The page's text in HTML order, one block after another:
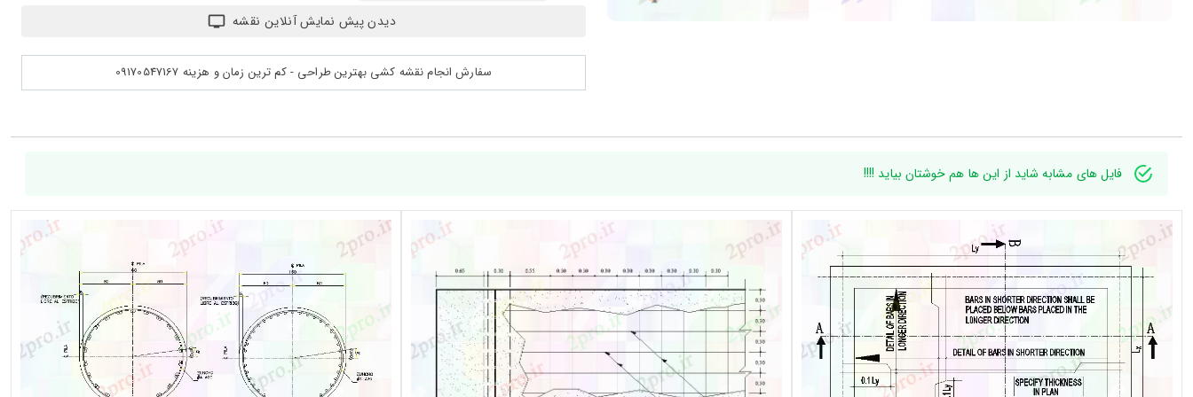
دیدن پیش نمایش آنلاین نقشه
سفارش انجام نقشه کشی بهترین طراحی - کم ترین زمان و هزینه 09170547167
فایل های مشابه شاید از این ها هم خوشتان بیاید !!!!